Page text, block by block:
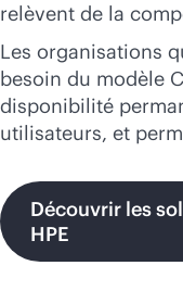
relèvent de la
Les organisations
besoin du modèle
disponibilité
utilisateurs, et
Découvrir les
HPE